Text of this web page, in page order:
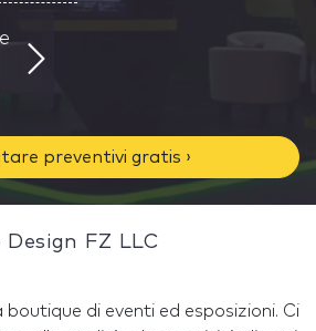
preventivi gratis ›
Design FZ LLC
boutique di eventi ed esposizioni. Ci